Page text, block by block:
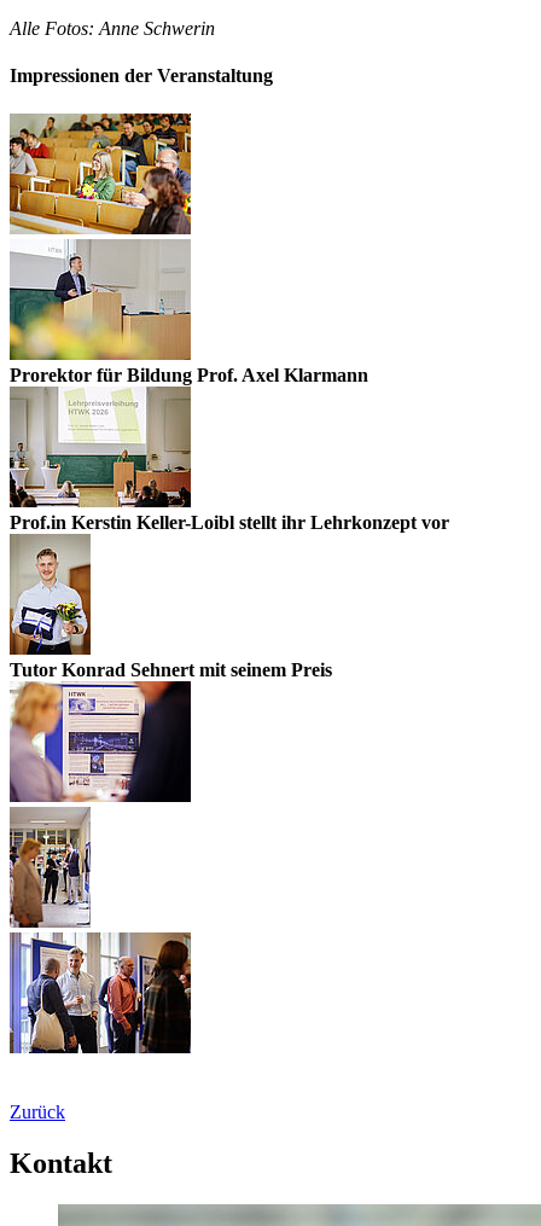
Alle Fotos: Anne Schwerin
Impressionen der Veranstaltung
Prorektor für Bildung Prof. Axel Klarmann
Prof.in Kerstin Keller-Loibl stellt ihr Lehrkonzept vor
Tutor Konrad Sehnert mit seinem Preis
Zurück
Kontakt